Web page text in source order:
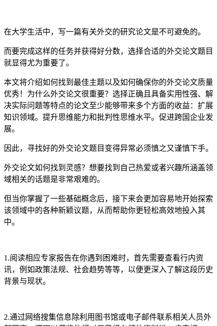
在大学生活中，写一篇有关外交的研究论文是不可避免的。
而要完成这样的任务并获得好分数，选择合适的外交论文题目
就显得尤为重要了。
本文将介绍如何找到最佳主题以及如何确保你的外交论文质量
优秀！为什么外交论文很重要？选择正确且具备实用性强、解
决实际问题等特点的论文至少能够带来多个方面的收益：扩展
知识领域。提升思维能力和批判性思维水平。促进跨国企业发
展。
因此，寻找好的外交论文题目变得异常必须慎之又谨慎下手。
外交论文如何找到灵感？想要找到自己热爱或者兴趣所涵盖领
域相关的话题是非常艰难的。
但当你掌握了一些基础概念后，接下来会更加容易地开始探索
该领域中的各种新颖议题，从而帮助你更轻松高效地投入其
中。
1.阅读相应专家报告在你遇到困难时，首先需要查看行内资
讯，例如政策法规、社会趋势等等，以便更深入了解这段历史
背景与现状。
2.通过网络搜集信息除利用图书馆或电子邮件联系相关人员外